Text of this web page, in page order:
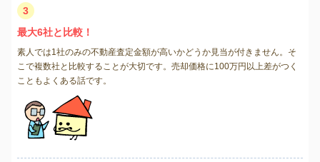
3
最大6社と比較！
素人では1社のみの不動産査定金額が高いかどうか見当が付きません。そ
こで複数社と比較することが大切です。売却価格に100万円以上差がつく
こともよくある話です。